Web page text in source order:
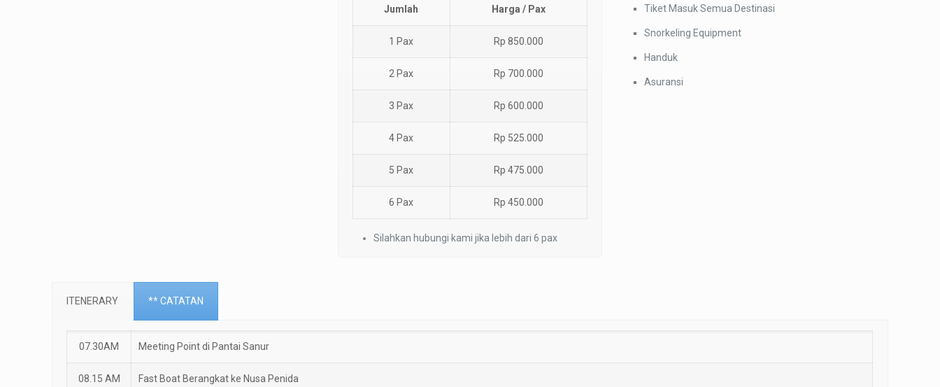
Jumlah Harga / Pax
1 Pax Rp 850.000
2 Pax Rp 700.000
3 Pax Rp 600.000
4 Pax Rp 525.000
5 Pax Rp 475.000
6 Pax Rp 450.000
Silahkan hubungi kami jika lebih dari 6 pax
Tiket Masuk Semua Destinasi
Snorkeling Equipment
Handuk
Asuransi
ITENERARY ** CATATAN
07.30AM Meeting Point di Pantai Sanur
08.15 AM Fast Boat Berangkat ke Nusa Penida